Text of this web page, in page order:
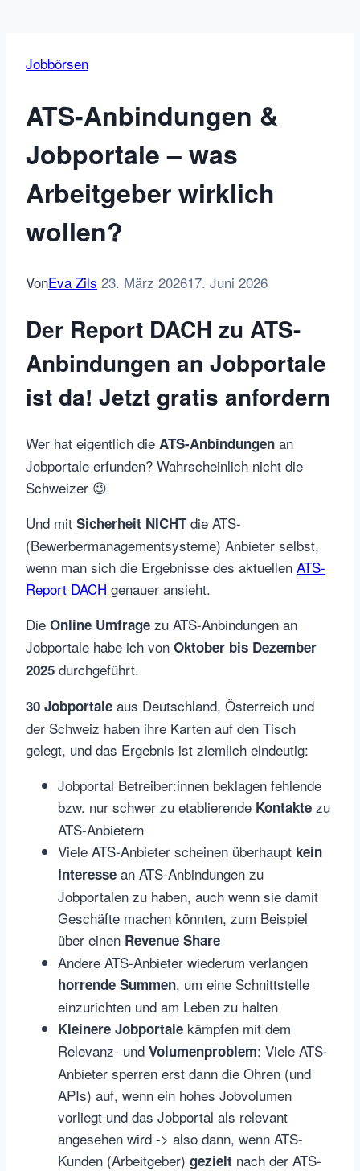
Jobbörsen
ATS-Anbindungen &
Jobportale – was
Arbeitgeber wirklich
wollen?
VonEva Zils 23. März 202617. Juni 2026
Der Report DACH zu ATS-
Anbindungen an Jobportale
ist da! Jetzt gratis anfordern
Wer hat eigentlich die ATS-Anbindungen an
Jobportale erfunden? Wahrscheinlich nicht die
Schweizer 😉
Und mit Sicherheit NICHTdie ATS-
(Bewerbermanagementsysteme) Anbieter selbst,
wenn man sich die Ergebnisse des aktuellen ATS-
Report DACH genauer ansieht.
Die Online Umfrage zu ATS-Anbindungen an
Jobportale habe ich von Oktober bis Dezember
2025 durchgeführt.
30 Jobportale aus Deutschland, Österreich und
der Schweiz haben ihre Karten auf den Tisch
gelegt, und das Ergebnis ist ziemlich eindeutig:
Jobportal Betreiber:innen beklagen fehlende
bzw. nur schwer zu etablierende Kontakte zu
ATS-Anbietern
Viele ATS-Anbieter scheinen überhaupt kein
Interesse an ATS-Anbindungen zu
Jobportalen zu haben, auch wenn sie damit
Geschäfte machen könnten, zum Beispiel
über einen Revenue Share
Andere ATS-Anbieter wiederum verlangen
horrende Summen, um eine Schnittstelle
einzurichten und am Leben zu halten
Kleinere Jobportale kämpfen mit dem
Relevanz- und Volumenproblem: Viele ATS-
Anbieter sperren erst dann die Ohren (und
APIs) auf, wenn ein hohes Jobvolumen
vorliegt und das Jobportal als relevant
angesehen wird -> also dann, wenn ATS-
Kunden (Arbeitgeber) gezielt nach der ATS-